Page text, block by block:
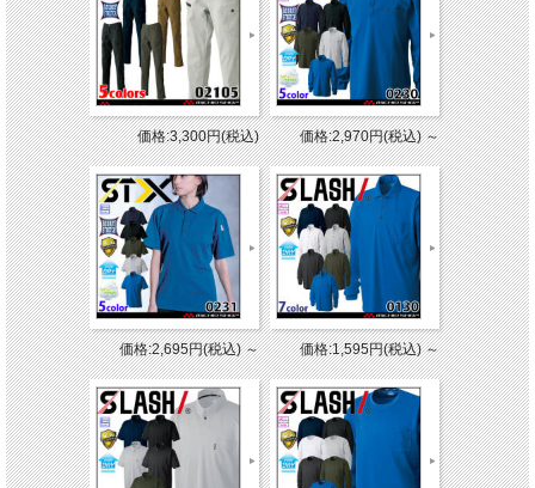
価格:3,300円(税込) 価格:2,970円(税込)～
価格:2,695円(税込)～ 価格:1,595円(税込)～